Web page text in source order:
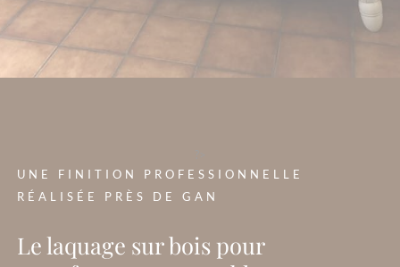
UNE FINITION PROFESSIONNELLE
RÉALISÉE PRÈS DE GAN
Le laquage sur bois pour